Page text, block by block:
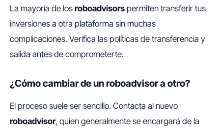
La mayoría de los roboadvisors permiten transferir tus
inversiones a otra plataforma sin muchas
complicaciones. Verifica las políticas de transferencia y
salida antes de comprometerte.
¿Cómo cambiar de un roboadvisor a otro?
El proceso suele ser sencillo. Contacta al nuevo
roboadvisor, quien generalmente se encargará de la